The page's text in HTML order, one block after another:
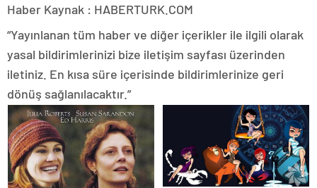
Haber Kaynak : HABERTURK.COM
“Yayınlanan tüm haber ve diğer içerikler ile ilgili olarak
yasal bildirimlerinizi bize iletişim sayfası üzerinden
iletiniz. En kısa süre içerisinde bildirimlerinize geri
dönüş sağlanılacaktır.”